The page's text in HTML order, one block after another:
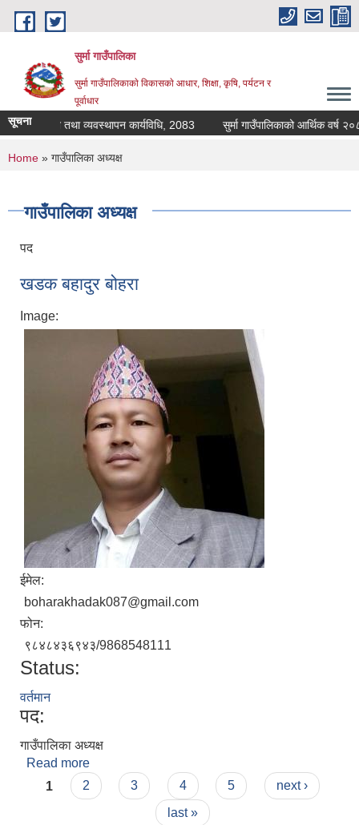
Skip to main content
सुर्मा गाउँपालिका
सुर्मा गाउँपालिकाकाे विकासकाे आधार, शिक्षा, कृषि, पर्यटन र
पूर्वाधार
सूचना
खाजा संचालन तथा व्यवस्थापन कार्यविधि, 2083 सुर्मा
You are here
Home » गाउँपालिका अध्यक्ष
गाउँपालिका अध्यक्ष
पद
खडक बहादुर बोहरा
Image:
ईमेल:
boharakhadak087@gmail.com
फोन:
९८४८४३६९४३/9868548111
Status:
वर्तमान
पद:
गाउँपालिका अध्यक्ष
Read more
Pages
1 2 3 4 5
next ›
last »